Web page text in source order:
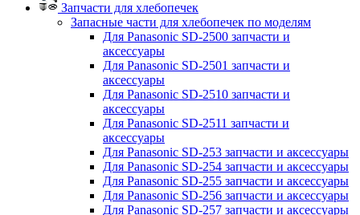
Запчасти для хлебопечек
Запасные части для хлебопечек по моделям
Для Panasonic SD-2500 запчасти и
аксессуары
Для Panasonic SD-2501 запчасти и
аксессуары
Для Panasonic SD-2510 запчасти и
аксессуары
Для Panasonic SD-2511 запчасти и
аксессуары
Для Panasonic SD-253 запчасти и аксессуары
Для Panasonic SD-254 запчасти и аксессуары
Для Panasonic SD-255 запчасти и аксессуары
Для Panasonic SD-256 запчасти и аксессуары
Для Panasonic SD-257 запчасти и аксессуары